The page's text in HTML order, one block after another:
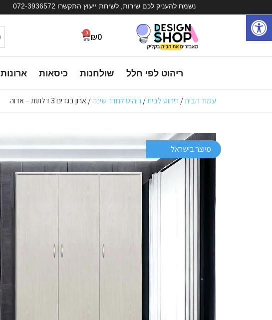
נשמח להעניק לכם שירות, לשיחת ייעוץ התקשרו 072-3936572
₪0
0
ריהוט לפי חלל שולחנות כיסאות ארונות
עמוד הבית/ ריהוט לבית/ ריהוט לחדר שינה/ ארון בגדים 3 דלתות – אדוה
מיוצר בישראל
פתח סרגל נגישות